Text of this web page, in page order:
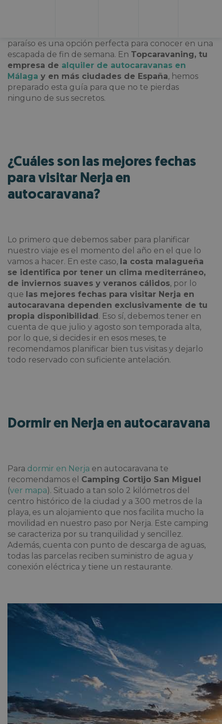
paraíso es una opción perfecta para conocer en una
escapada de fin de semana. En Topcaravaning, tu
empresa de alquiler de autocaravanas en
Málaga y en más ciudades de España, hemos
preparado esta guía para que no te pierdas
ninguno de sus secretos.
¿Cuáles son las mejores fechas
para visitar Nerja en
autocaravana?
Lo primero que debemos saber para planificar
nuestro viaje es el momento del año en el que lo
vamos a hacer. En este caso, la costa malagueña
se identifica por tener un clima mediterráneo,
de inviernos suaves y veranos cálidos, por lo
que las mejores fechas para visitar Nerja en
autocaravana dependen exclusivamente de tu
propia disponibilidad. Eso sí, debemos tener en
cuenta de que julio y agosto son temporada alta,
por lo que, si decides ir en esos meses, te
recomendamos planificar bien tus visitas y dejarlo
todo reservado con suficiente antelación.
Dormir en Nerja en autocaravana
Para dormir en Nerja en autocaravana te
recomendamos el Camping Cortijo San Miguel
(ver mapa). Situado a tan solo 2 kilómetros del
centro histórico de la ciudad y a 300 metros de la
playa, es un alojamiento que nos facilita mucho la
movilidad en nuestro paso por Nerja. Este camping
se caracteriza por su tranquilidad y sencillez.
Además, cuenta con punto de descarga de aguas,
todas las parcelas reciben suministro de agua y
conexión eléctrica y tiene un restaurante.